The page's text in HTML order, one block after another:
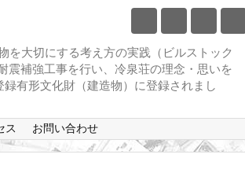
を大切にする考え方の実践（ビルストック
震補強工事を行い、冷泉荘の理念・思いを
有形文化財（建造物）に登録されまし
ス お問い合わせ